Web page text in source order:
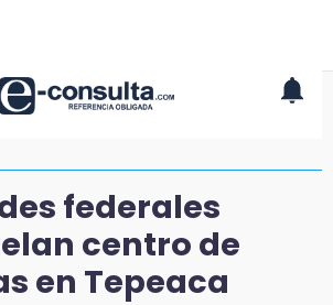
federales
centro de
en Tepeaca